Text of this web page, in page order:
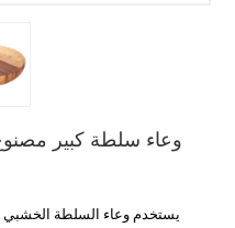
وعاء سلطة كبير
يستخدم وعاء السلطة الخشبي